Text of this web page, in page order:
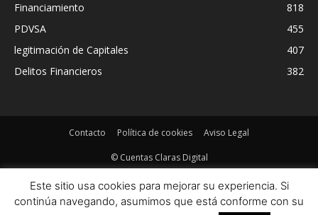
Financiamiento
818
PDVSA
455
legitimación de Capitales
407
Delitos Financieros
382
Contacto Política de cookies Aviso Legal
© Cuentas Claras Digital
Este sitio usa cookies para mejorar su experiencia. Si
continúa navegando, asumimos que está conforme con su